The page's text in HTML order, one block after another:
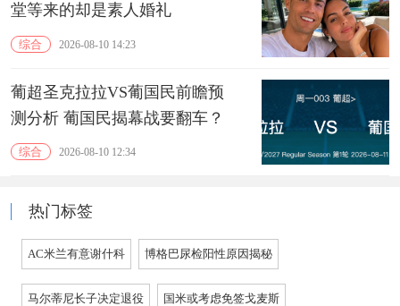
堂等来的却是素人婚礼
综合 2026-08-10 14:23
葡超圣克拉拉VS葡国民前瞻预
测分析 葡国民揭幕战要翻车？
综合 2026-08-10 12:34
热门标签
AC米兰有意谢什科 博格巴尿检阳性原因揭秘
马尔蒂尼长子决定退役 国米或考虑免签戈麦斯